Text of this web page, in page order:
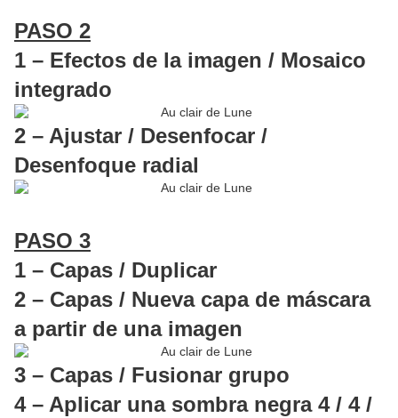
PASO 2
1 – Efectos de la imagen / Mosaico
integrado
2 – Ajustar / Desenfocar /
Desenfoque radial
PASO 3
1 – Capas / Duplicar
2 – Capas / Nueva capa de máscara
a partir de una imagen
3 – Capas / Fusionar grupo
4 – Aplicar una sombra negra 4 / 4 /